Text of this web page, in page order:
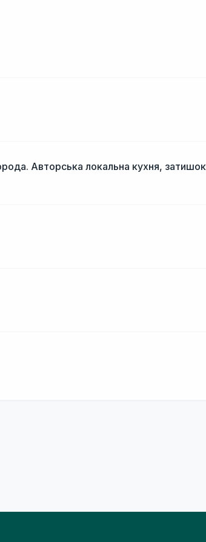
Авторська локальна кухня, затишок